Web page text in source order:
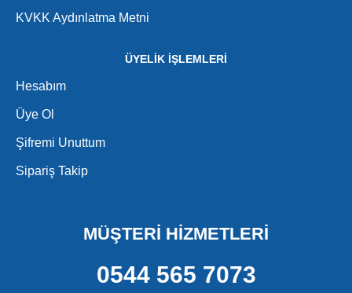
KVKK Aydınlatma Metni
ÜYELİK İŞLEMLERİ
Hesabım
Üye Ol
Şifremi Unuttum
Sipariş Takip
MÜŞTERİ HİZMETLERİ
0544 565 7073